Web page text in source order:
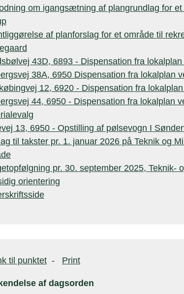
om igangsætning af plangrundlag for
af planforslag for et område til
43D, 6893 - Dispensation fra
38A, 6950 Dispensation fra lokalplan
12, 6920 - Dispensation fra
44, 6950 - Dispensation fra lokalplan
13, 6950 - Opstilling af pølsevogn I
til takster pr. 1. januar 2026 på Teknik og
pr. 30. september 2025, Teknik-
orientering
til punktet - Print
af dagsorden